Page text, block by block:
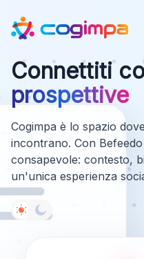
Connettiti
prospettive
Cogimpa è lo spazio
incontrano. Con
consapevole: contesto,
un'unica esperienza